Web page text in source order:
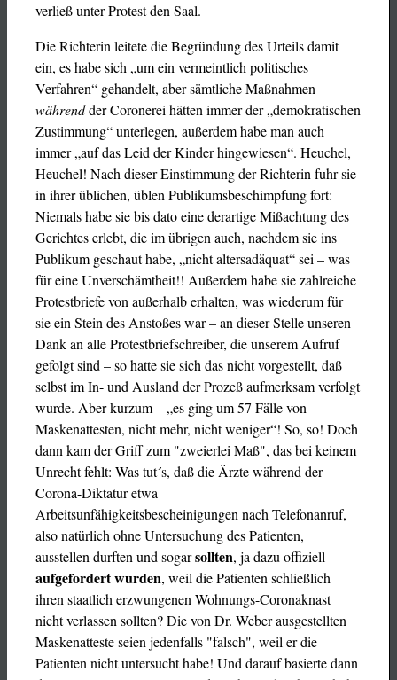
verließ unter Protest den Saal.
Die Richterin leitete die Begründung des Urteils damit
ein, es habe sich „um ein vermeintlich politisches
Verfahren“ gehandelt, aber sämtliche Maßnahmen
währendder Coronerei hätten immer der „demokratischen
Zustimmung“ unterlegen, außerdem habe man auch
immer „auf das Leid der Kinder hingewiesen“. Heuchel,
Heuchel! Nach dieser Einstimmung der Richterin fuhr sie
in ihrer üblichen, üblen Publikumsbeschimpfung fort:
Niemals habe sie bis dato eine derartige Mißachtung des
Gerichtes erlebt, die im übrigen auch, nachdem sie ins
Publikum geschaut habe, „nicht altersadäquat“ sei – was
für eine Unverschämtheit!! Außerdem habe sie zahlreiche
Protestbriefe von außerhalb erhalten, was wiederum für
sie ein Stein des Anstoßes war – an dieser Stelle unseren
Dank an alle Protestbriefschreiber, die unserem Aufruf
gefolgt sind – so hatte sie sich das nicht vorgestellt, daß
selbst im In- und Ausland der Prozeß aufmerksam verfolgt
wurde. Aber kurzum – „es ging um 57 Fälle von
Maskenattesten, nicht mehr, nicht weniger“! So, so! Doch
dann kam der Griff zum "zweierlei Maß", das bei keinem
Unrecht fehlt: Was tut´s, daß die Ärzte während der
Corona-Diktatur etwa
Arbeitsunfähigkeitsbescheinigungen nach Telefonanruf,
also natürlich ohne Untersuchung des Patienten,
ausstellen durften und sogarsollten, ja dazu offiziell
aufgefordert wurden, weil die Patienten schließlich
ihren staatlich erzwungenen Wohnungs-Coronaknast
nicht verlassen sollten? Die von Dr. Weber ausgestellten
Maskenatteste seien jedenfalls "falsch", weil er die
Patienten nicht untersucht habe! Und darauf basierte dann